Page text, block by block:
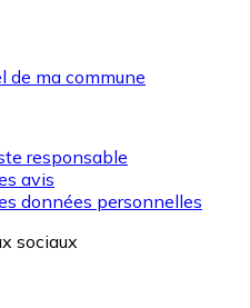
de ma commune
responsable
avis
données personnelles
sociaux